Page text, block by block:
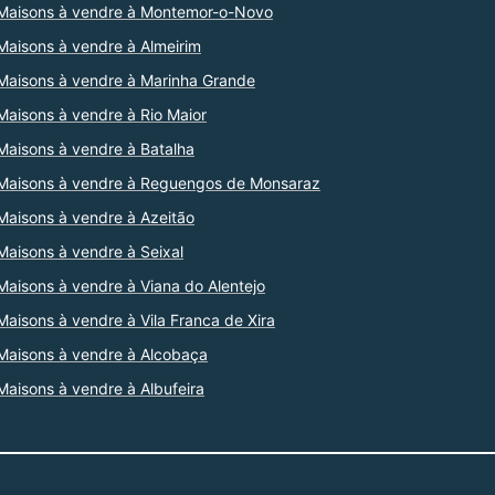
à vendre à Montemor-o-Novo
à vendre à Almeirim
à vendre à Marinha Grande
à vendre à Rio Maior
à vendre à Batalha
à vendre à Reguengos de Monsaraz
à vendre à Azeitão
à vendre à Seixal
à vendre à Viana do Alentejo
à vendre à Vila Franca de Xira
à vendre à Alcobaça
à vendre à Albufeira